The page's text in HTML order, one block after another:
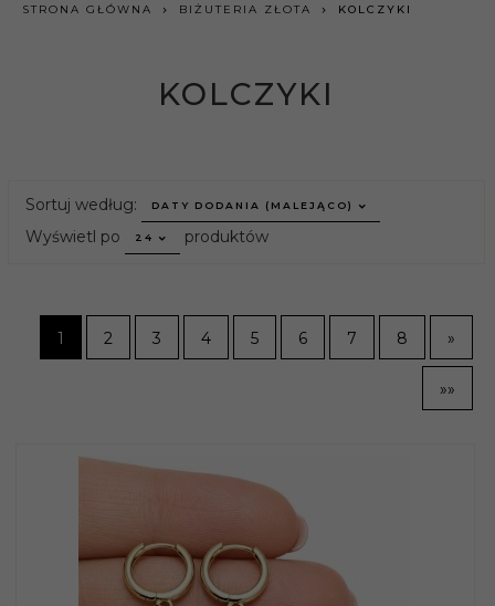
STRONA GŁÓWNA BIŻUTERIA ZŁOTA KOLCZYKI
KOLCZYKI
Sortuj według: sort
DATY DODANIA (MALEJĄCO)
Wyświetl po pop
24 produktów
1 2 3 4 5 6 7 8 »
»»